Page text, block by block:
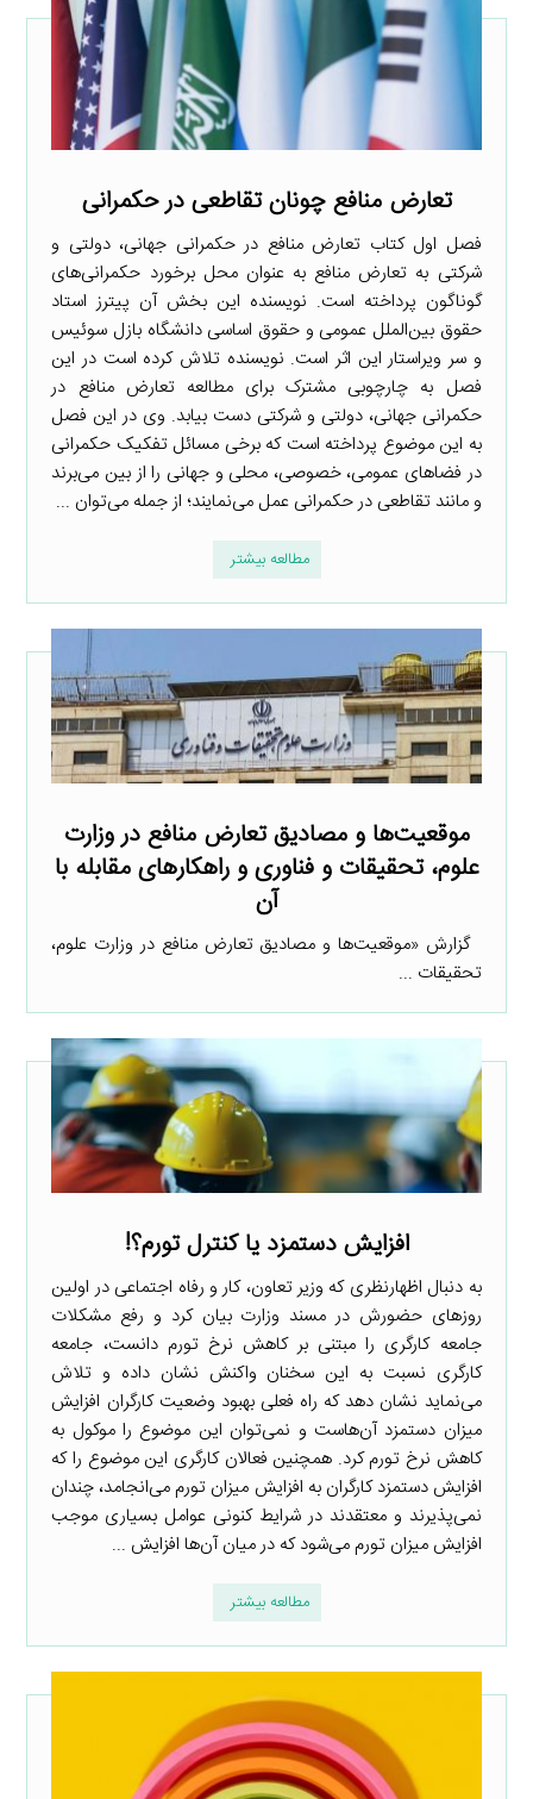
تعارض منافع چونان تقاطعی در حکمرانی
فصل اول کتاب تعارض منافع در حکمرانی جهانی، دولتی و
شرکتی به تعارض منافع به عنوان محل برخورد حکمرانی‌های
گوناگون پرداخته است. نویسنده این بخش آن پیترز استاد
حقوق بین‌الملل عمومی و حقوق اساسی دانشگاه بازل سوئیس
و سر ویراستار این اثر است. نویسنده تلاش کرده است در این
فصل به چارچوبی مشترک برای مطالعه تعارض منافع در
حکمرانی جهانی، دولتی و شرکتی دست بیابد. وی در این فصل
به این موضوع پرداخته است که برخی مسائل تفکیک حکمرانی
در فضاهای عمومی، خصوصی، محلی و جهانی را از بین می‌برند
و مانند تقاطعی در حکمرانی عمل می‌نمایند؛ از جمله می‌توان ...
مطالعه بیشتر
موقعیت‌ها و مصادیق تعارض منافع در وزارت
علوم، تحقیقات و فناوری و راهکارهای مقابله با
آن
گزارش «موقعیت‌ها و مصادیق تعارض منافع در وزارت علوم،
تحقیقات ...
افزایش دستمزد یا کنترل تورم؟!
به دنبال اظهارنظری که وزیر تعاون، کار و رفاه اجتماعی در اولین
روزهای حضورش در مسند وزارت بیان کرد و رفع مشکلات
جامعه کارگری را مبتنی بر کاهش نرخ تورم دانست، جامعه
کارگری نسبت به این سخنان واکنش نشان داده و تلاش
می‌نماید نشان دهد که راه فعلی بهبود وضعیت کارگران افزایش
میزان دستمزد آن‌هاست و نمی‌توان این موضوع را موکول به
کاهش نرخ تورم کرد. همچنین فعالان کارگری این موضوع را که
افزایش دستمزد کارگران به افزایش میزان تورم می‌انجامد، چندان
نمی‌پذیرند و معتقدند در شرایط کنونی عوامل بسیاری موجب
افزایش میزان تورم می‌شود که در میان آن‌ها افزایش ...
مطالعه بیشتر